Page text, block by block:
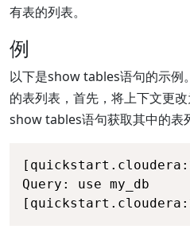
有表的列表。
例
以下是show tables语句的示例
的表列表，首先，将上下文更
show tables语句获取其中的表
Query: use my_db